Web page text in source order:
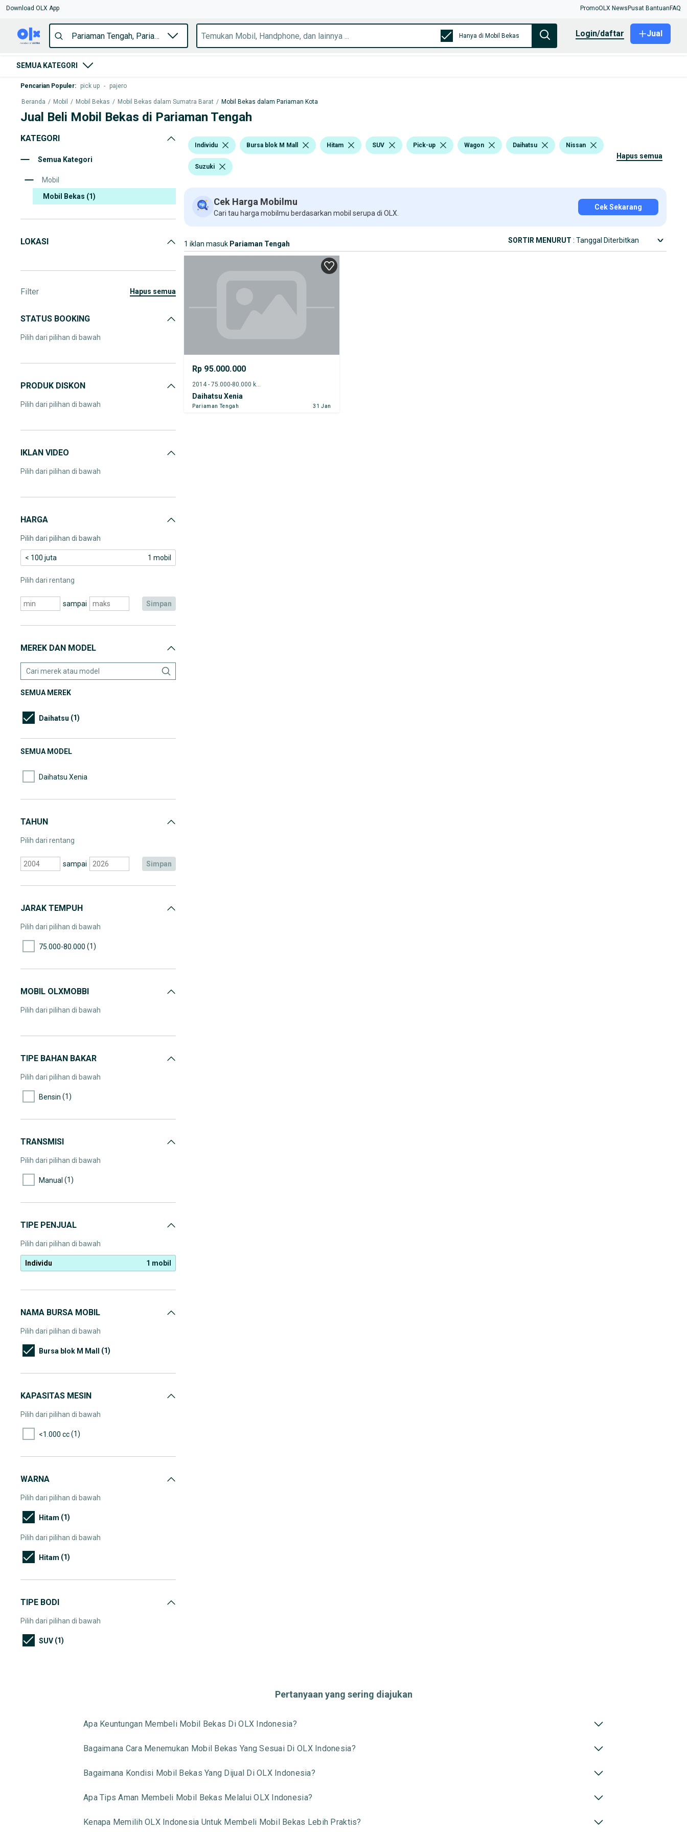
Download OLX App PromoOLX News Pusat Bantuan FAQ
Hanya di Mobil Bekas login/daftar Jual
SEMUA KATEGORI
Pencarian Populer: pick up - pajero
Beranda / Mobil / Mobil Bekas / Mobil Bekas dalam Sumatra Barat / Mobil Bekas dalam Pariaman Kota
Jual Beli Mobil Bekas di Pariaman Tengah
KATEGORI
Semua Kategori
Mobil
Mobil Bekas (1)
LOKASI
Filter hapus semua
STATUS BOOKING
Pilih dari pilihan di bawah
PRODUK DISKON
Pilih dari pilihan di bawah
IKLAN VIDEO
Pilih dari pilihan di bawah
HARGA
Pilih dari pilihan di bawah
< 100 juta 1 mobil
Pilih dari rentang
sampai simpan
MEREK DAN MODEL
SEMUA MEREK
Daihatsu (1)
SEMUA MODEL
Daihatsu Xenia
TAHUN
Pilih dari rentang
sampai simpan
JARAK TEMPUH
Pilih dari pilihan di bawah
75.000-80.000 (1)
MOBIL OLXMOBBI
Pilih dari pilihan di bawah
TIPE BAHAN BAKAR
Pilih dari pilihan di bawah
Bensin (1)
TRANSMISI
Pilih dari pilihan di bawah
Manual (1)
TIPE PENJUAL
Pilih dari pilihan di bawah
Individu 1 mobil
NAMA BURSA MOBIL
Pilih dari pilihan di bawah
Bursa blok M Mall (1)
KAPASITAS MESIN
Pilih dari pilihan di bawah
<1.000 cc(1)
WARNA
Pilih dari pilihan di bawah
Hitam (1)
Pilih dari pilihan di bawah
Hitam (1)
TIPE BODI
Pilih dari pilihan di bawah
SUV (1)
Individu Bursa blok M Mall Hitam SUV Pick-up Wagon Daihatsu Nissan
Suzuki
hapus semua
Cek Harga Mobilmu
Cari tau harga mobilmu berdasarkan mobil serupa di OLX.
Cek Sekarang
1 iklan masuk Pariaman Tengah SORTIR MENURUT : Tanggal Diterbitkan
Rp 95.000.000
Daihatsu Xenia
Pariaman Tengah 31 Jan
Pertanyaan yang sering diajukan
Apa Keuntungan Membeli Mobil Bekas Di OLX Indonesia?
Bagaimana Cara Menemukan Mobil Bekas Yang Sesuai Di OLX Indonesia?
Bagaimana Kondisi Mobil Bekas Yang Dijual Di OLX Indonesia?
Apa Tips Aman Membeli Mobil Bekas Melalui OLX Indonesia?
Kenapa Memilih OLX Indonesia Untuk Membeli Mobil Bekas Lebih Praktis?